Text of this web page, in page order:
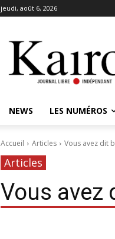
jeudi, août 6, 2026
NEWS LES NUMÉROS
Accueil Articles Vous avez dit
Articles
Vous avez